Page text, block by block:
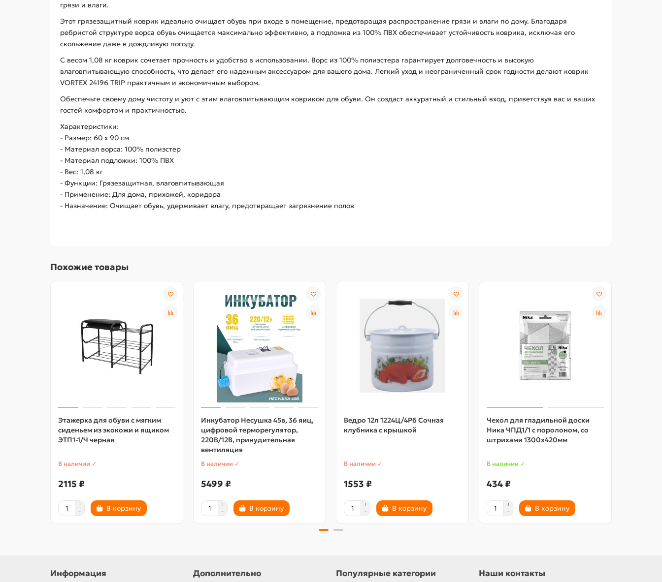
грязи и влаги.
Этот грязезащитный коврик идеально очищает обувь при входе в помещение, предотвращая распространение грязи и влаги по дому. Благодаря
ребристой структуре ворса обувь очищается максимально эффективно, а подложка из 100% ПВХ обеспечивает устойчивость коврика, исключая его
скольжение даже в дождливую погоду.
С весом 1,08 кг коврик сочетает прочность и удобство в использовании. Ворс из 100% полиэстера гарантирует долговечность и высокую
влаговпитывающую способность, что делает его надежным аксессуаром для вашего дома. Легкий уход и неограниченный срок годности делают коврик
VORTEX 24196 TRIP практичным и экономичным выбором.
Обеспечьте своему дому чистоту и уют с этим влаговпитывающим ковриком для обуви. Он создаст аккуратный и стильный вход, приветствуя вас и ваших
гостей комфортом и практичностью.
Характеристики:
- Размер: 60 х 90 см
- Материал ворса: 100% полиэстер
- Материал подложки: 100% ПВХ
- Вес: 1,08 кг
- Функции: Грязезащитная, влаговпитывающая
- Применение: Для дома, прихожей, коридора
- Назначение: Очищает обувь, удерживает влагу, предотвращает загрязнение полов
Похожие товары
Этажерка для обуви с мягким
сиденьем из экокожи и ящиком
ЭТП1-1/Ч черная
В наличии ✓
2115 ₽
В корзину
Инкубатор Несушка 45в, 36 яиц,
цифровой терморегулятор,
220В/12В, принудительная
вентиляция
В наличии ✓
5499 ₽
В корзину
Ведро 12л 1224Ц/4Рб Сочная
клубника с крышкой
В наличии ✓
1553 ₽
В корзину
Чехол для гладильной доски
Ника ЧПД1/1 с поролоном, со
штрихами 1300х420мм
В наличии ✓
434 ₽
В корзину
Информация Дополнительно Популярные категории Наши контакты